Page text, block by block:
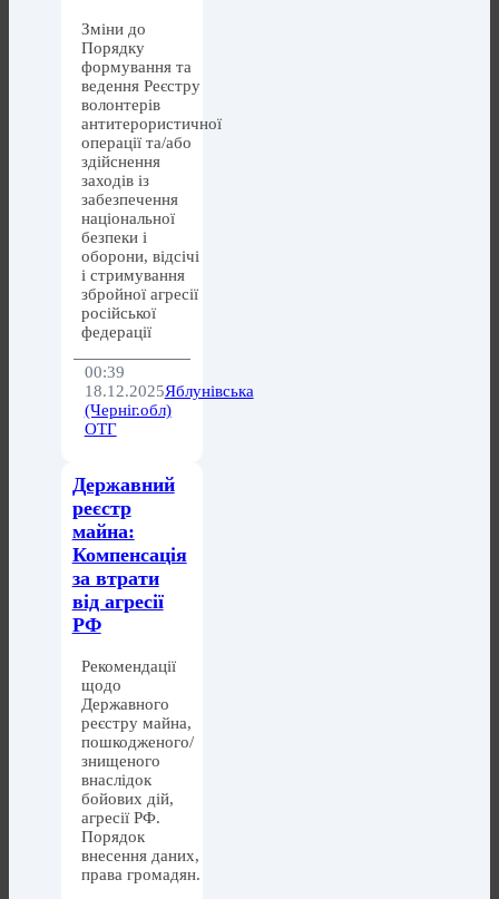
Зміни до
Порядку
формування та
ведення Реєстру
волонтерів
антитерористичної
операції та/або
здійснення
заходів із
забезпечення
національної
безпеки і
оборони, відсічі
і стримування
збройної агресії
російської
федерації
00:39
18.12.2025Яблунівська
(Черніг.обл)
ОТГ
Державний
реєстр
майна:
Компенсація
за втрати
від агресії
РФ
Рекомендації
щодо
Державного
реєстру майна,
пошкодженого/
знищеного
внаслідок
бойових дій,
агресії РФ.
Порядок
внесення даних,
права громадян.